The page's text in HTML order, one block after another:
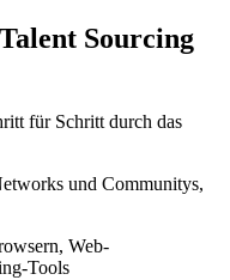
Sourcing
für Schritt durch das
und Communitys,
Web-
Tools